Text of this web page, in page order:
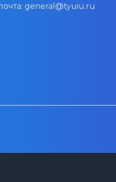
general@tyuiu.ru